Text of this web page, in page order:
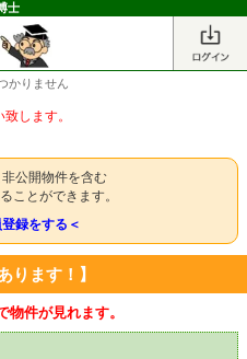
士
かりません
します。
公開物件を含む
ことができます。
録をする＜
ります！】
件が見れます。